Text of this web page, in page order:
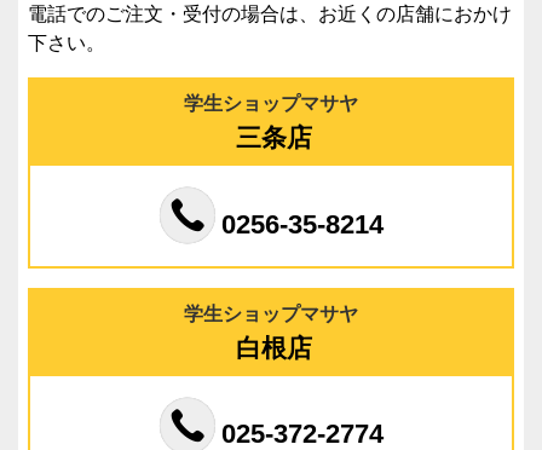
電話でのご注文・受付の場合は、お近くの店舗におかけ
下さい。
学生ショップマサヤ
三条店
0256-35-8214
学生ショップマサヤ
白根店
025-372-2774